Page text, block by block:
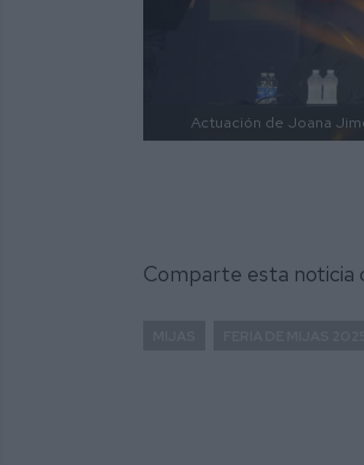
Actuación de Joana
Comparte esta noticia